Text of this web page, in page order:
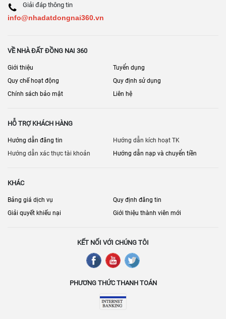
Giải đáp thông tin
info@nhadatdongnai360.vn
VỀ NHÀ ĐẤT ĐỒNG NAI 360
Giới thiệu
Tuyển dụng
Quy chế hoạt động
Quy định sử dụng
Chính sách bảo mật
Liên hệ
HỖ TRỢ KHÁCH HÀNG
Hướng dẫn đăng tin
Hướng dẫn kích hoạt TK
Hướng dẫn xác thực tài khoản
Hướng dẫn nạp và chuyển tiền
KHÁC
Bảng giá dịch vụ
Quy định đăng tin
Giải quyết khiếu nại
Giới thiệu thành viên mới
KẾT NỐI VỚI CHÚNG TÔI
PHƯƠNG THỨC THANH TOÁN